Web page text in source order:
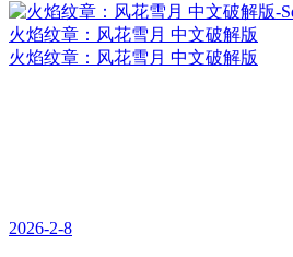
火焰纹章：风花雪月 中文破解版
火焰纹章：风花雪月 中文破解版
2026-2-8